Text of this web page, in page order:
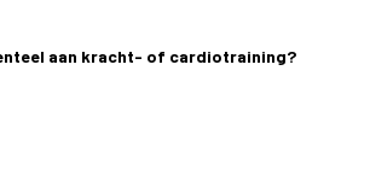
aan kracht- of cardiotraining?